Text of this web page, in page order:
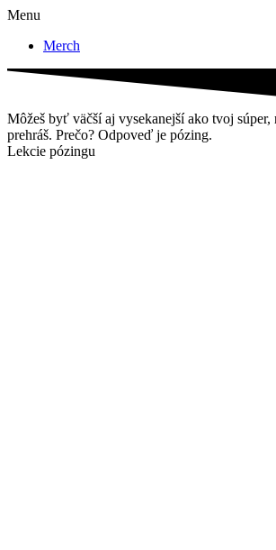
Menu
Merch
Môžeš byť väčší aj vysekanejší ako tvoj súper,
prehráš. Prečo? Odpoveď je pózing.
Lekcie pózingu